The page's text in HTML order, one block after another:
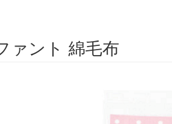
ァント 綿毛布